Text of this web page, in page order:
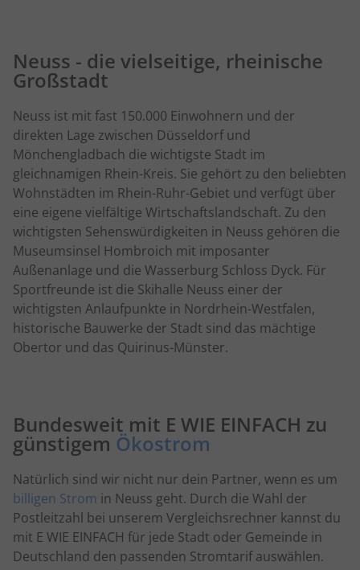
Neuss - die vielseitige, rheinische
Großstadt
Neuss ist mit fast 150.000 Einwohnern und der
direkten Lage zwischen Düsseldorf und
Mönchengladbach die wichtigste Stadt im
gleichnamigen Rhein-Kreis. Sie gehört zu den beliebten
Wohnstädten im Rhein-Ruhr-Gebiet und verfügt über
eine eigene vielfältige Wirtschaftslandschaft. Zu den
wichtigsten Sehenswürdigkeiten in Neuss gehören die
Museumsinsel Hombroich mit imposanter
Außenanlage und die Wasserburg Schloss Dyck. Für
Sportfreunde ist die Skihalle Neuss einer der
wichtigsten Anlaufpunkte in Nordrhein-Westfalen,
historische Bauwerke der Stadt sind das mächtige
Obertor und das Quirinus-Münster.
Bundesweit mit E WIE EINFACH zu
günstigem Ökostrom
Natürlich sind wir nicht nur dein Partner, wenn es um
billigen Strom in Neuss geht. Durch die Wahl der
Postleitzahl bei unserem Vergleichsrechner kannst du
mit E WIE EINFACH für jede Stadt oder Gemeinde in
Deutschland den passenden Stromtarif auswählen.